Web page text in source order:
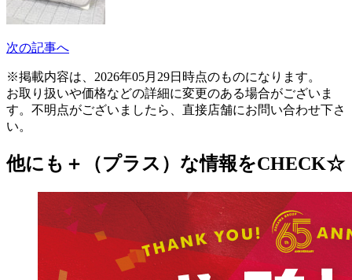
次の記事へ
※掲載内容は、2026年05月29日時点のものになります。
お取り扱いや価格などの詳細に変更のある場合がございま
す。不明点がございましたら、直接店舗にお問い合わせ下さ
い。
他にも＋（プラス）な情報をCHECK☆